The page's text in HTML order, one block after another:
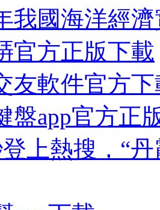
我國海洋經
官方正版下載
友軟件官方下
盤app官方正
登上熱搜，“